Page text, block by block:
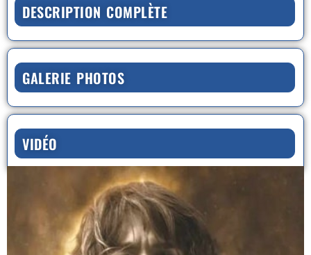
DESCRIPTION COMPLÈTE
GALERIE PHOTOS
VIDÉO